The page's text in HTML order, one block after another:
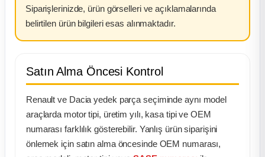
Siparişlerinizde, ürün görselleri ve açıklamalarında
belirtilen ürün bilgileri esas alınmaktadır.
Satın Alma Öncesi Kontrol
Renault ve Dacia yedek parça seçiminde aynı model
araçlarda motor tipi, üretim yılı, kasa tipi ve OEM
numarası farklılık gösterebilir. Yanlış ürün siparişini
önlemek için satın alma öncesinde OEM numarası,